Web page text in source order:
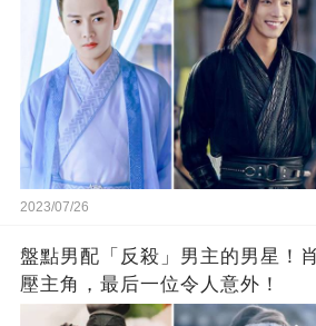
2023/07/26
盤點男配「反殺」男主的男星！
壓主角，最后一位令人意外！